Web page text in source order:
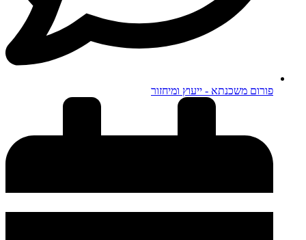
פורום משכנתא - ייעוץ ומיחזור